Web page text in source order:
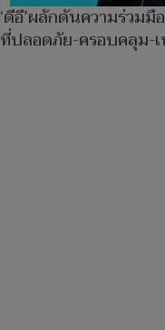
‘ดีอี’ผลักดันความร่วมมื
ที่ปลอดภัย-ครอบคลุม-เ